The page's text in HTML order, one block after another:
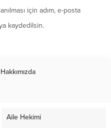
için adım, e-posta
kaydedilsin.
Hakkımızda
Aile Hekimi